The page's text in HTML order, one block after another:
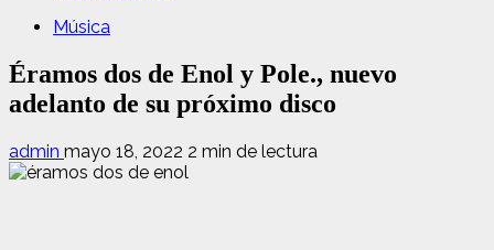
Música
Éramos dos de Enol y Pole., nuevo
adelanto de su próximo disco
admin mayo 18, 2022 2 min de lectura